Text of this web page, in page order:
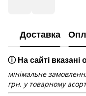
Доставка
ⓘ На сайті вказані
мінімальне
грн. у товарному